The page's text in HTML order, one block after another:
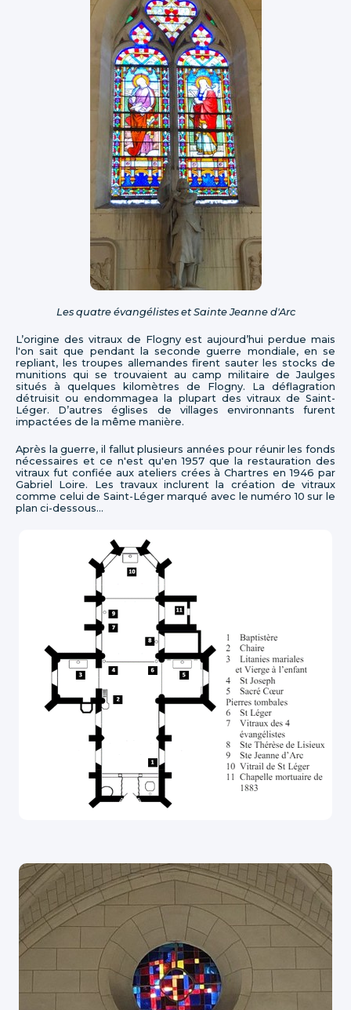
Les quatre évangélistes et Sainte Jeanne d'Arc
L’origine des vitraux de Flogny est aujourd’hui perdue mais
l'on sait que pendant la seconde guerre mondiale, en se
repliant, les troupes allemandes firent sauter les stocks de
munitions qui se trouvaient au camp militaire de Jaulges
situés à quelques kilomètres de Flogny. La déflagration
détruisit ou endommagea la plupart des vitraux de Saint-
Léger. D’autres églises de villages environnants furent
impactées de la même manière.
Après la guerre, il fallut plusieurs années pour réunir les fonds
nécessaires et ce n'est qu'en 1957 que la restauration des
vitraux fut confiée aux ateliers crées à Chartres en 1946 par
Gabriel Loire. Les travaux inclurent la création de vitraux
comme celui de Saint-Léger marqué avec le numéro 10 sur le
plan ci-dessous...